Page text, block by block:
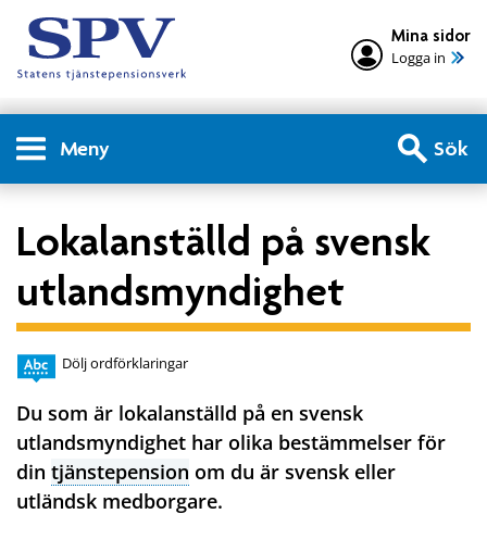
Mina sidor
Logga in
Meny Sök
Lokalanställd på svensk
utlandsmyndighet
Dölj ordförklaringar
Du som är lokalanställd på en svensk
utlandsmyndighet har olika bestämmelser för
din tjänstepension om du är svensk eller
utländsk medborgare.